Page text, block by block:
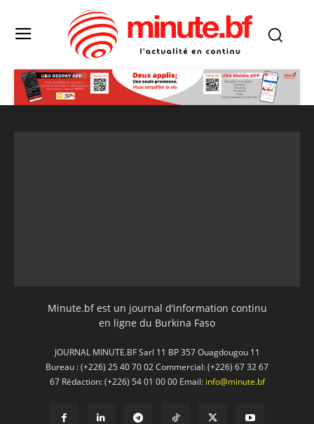
Minute.bf est un journal d’information continu
en ligne du Burkina Faso
JOURNAL MINUTE.BF Sarl 11 BP 357 Ouagdougou 11
Bureau : (+226) 25 40 70 02 Commercial: (+226) 67 32 67
67 Rédaction: (+226) 54 01 00 00 Email: info@minute.bf